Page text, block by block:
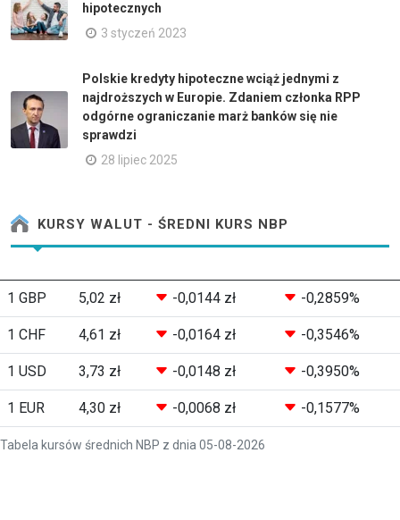
hipotecznych
3 styczeń 2023
Polskie kredyty hipoteczne wciąż jednymi z
najdroższych w Europie. Zdaniem członka RPP
odgórne ograniczanie marż banków się nie
sprawdzi
28 lipiec 2025
KURSY WALUT - ŚREDNI KURS NBP
Tabela kursów średnich NBP z dnia 05-08-2026
1 GBP 5,02 zł -0,0144 zł -0,2859%
1 CHF 4,61 zł -0,0164 zł -0,3546%
1 USD 3,73 zł -0,0148 zł -0,3950%
1 EUR 4,30 zł -0,0068 zł -0,1577%